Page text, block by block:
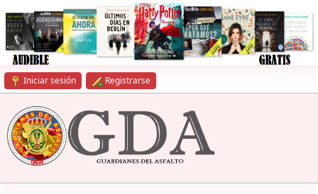
Iniciar sesión Registrarse